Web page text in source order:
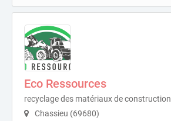
Eco Ressources
recyclage des matériaux de construction
Chassieu (69680)